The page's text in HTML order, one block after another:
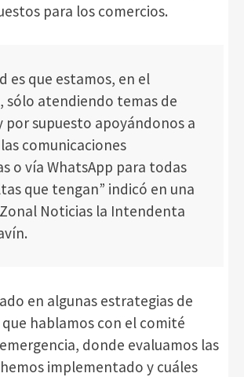
para los comercios.
es que estamos, en el
sólo atendiendo temas de
por supuesto apoyándonos a
comunicaciones
o vía WhatsApp para todas
que tengan” indicó en una
Noticias la Intendenta
en algunas estrategias de
hablamos con el comité
donde evaluamos las
implementado y cuáles